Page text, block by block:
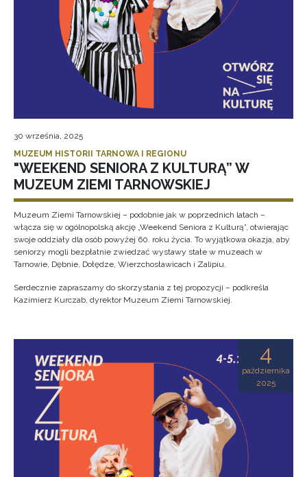
30 września, 2025
MUZEUM HISTORII TARNOWA I REGIONU
"WEEKEND SENIORA Z KULTURĄ” W
MUZEUM ZIEMI TARNOWSKIEJ
Muzeum Ziemi Tarnowskiej – podobnie jak w poprzednich latach –
włącza się w ogólnopolską akcję „Weekend Seniora z Kulturą”, otwierając
swoje oddziały dla osób powyżej 60. roku życia. To wyjątkowa okazja, aby
seniorzy mogli bezpłatnie zwiedzać wystawy stałe w muzeach w
Tarnowie, Dębnie, Dołędze, Wierzchosławicach i Zalipiu.
Serdecznie zapraszamy do skorzystania z tej propozycji – podkreśla
Kazimierz Kurczab, dyrektor Muzeum Ziemi Tarnowskiej.
4
października
2025